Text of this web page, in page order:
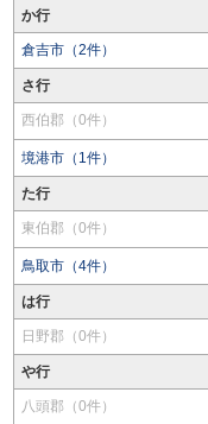
か行
倉吉市（2件）
さ行
西伯郡（0件）
境港市（1件）
た行
東伯郡（0件）
鳥取市（4件）
は行
日野郡（0件）
や行
八頭郡（0件）